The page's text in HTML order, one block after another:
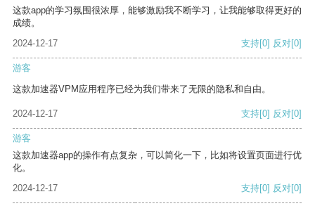
这款app的学习氛围很浓厚，能够激励我不断学习，让我能够取得更好的
成绩。
2024-12-17
支持[0] 反对[0]
游客
这款加速器VPM应用程序已经为我们带来了无限的隐私和自由。
2024-12-17 支持[0] 反对[0]
游客
这款加速器app的操作有点复杂，可以简化一下，比如将设置页面进行优
化。
2024-12-17
支持[0] 反对[0]